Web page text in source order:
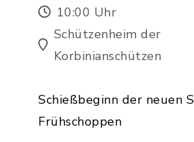
10:00 Uhr
Schützenheim der
Korbinianschützen
Schießbeginn der neuen
Frühschoppen